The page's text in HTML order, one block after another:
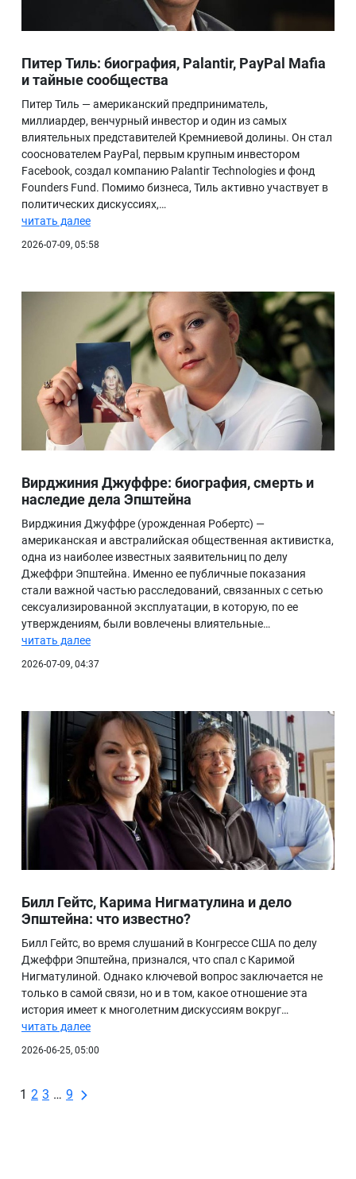
Питер Тиль: биография, Palantir, PayPal Mafia
и тайные сообщества
Питер Тиль — американский предприниматель,
миллиардер, венчурный инвестор и один из самых
влиятельных представителей Кремниевой долины. Он стал
сооснователем PayPal, первым крупным инвестором
Facebook, создал компанию Palantir Technologies и фонд
Founders Fund. Помимо бизнеса, Тиль активно участвует в
политических дискуссиях,…
читать далее
2026-07-09, 05:58
Вирджиния Джуффре: биография, смерть и
наследие дела Эпштейна
Вирджиния Джуффре (урожденная Робертс) —
американская и австралийская общественная активистка,
одна из наиболее известных заявительниц по делу
Джеффри Эпштейна. Именно ее публичные показания
стали важной частью расследований, связанных с сетью
сексуализированной эксплуатации, в которую, по ее
утверждениям, были вовлечены влиятельные…
читать далее
2026-07-09, 04:37
Билл Гейтс, Карима Нигматулина и дело
Эпштейна: что известно?
Билл Гейтс, во время слушаний в Конгрессе США по делу
Джеффри Эпштейна, признался, что спал с Каримой
Нигматулиной. Однако ключевой вопрос заключается не
только в самой связи, но и в том, какое отношение эта
история имеет к многолетним дискуссиям вокруг…
читать далее
2026-06-25, 05:00
1 2 3 … 9